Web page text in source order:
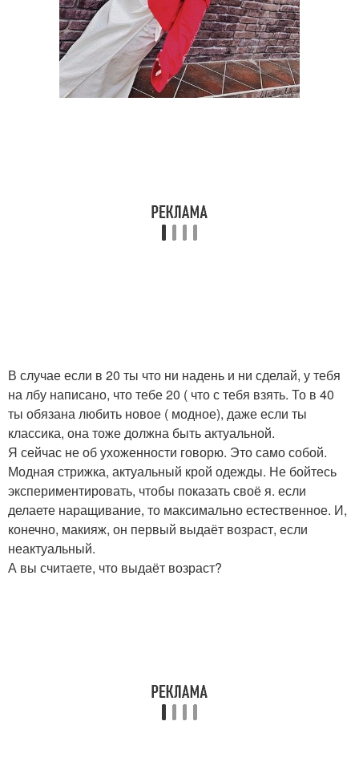
В случае если в 20 ты что ни надень и ни сделай, у тебя
на лбу написано, что тебе 20 ( что с тебя взять. То в 40
ты обязана любить новое ( модное), даже если ты
классика, она тоже должна быть актуальной.
Я сейчас не об ухоженности говорю. Это само собой.
Модная стрижка, актуальный крой одежды. Не бойтесь
экспериментировать, чтобы показать своё я. если
делаете наращивание, то максимально естественное. И,
конечно, макияж, он первый выдаёт возраст, если
неактуальный.
А вы считаете, что выдаёт возраст?